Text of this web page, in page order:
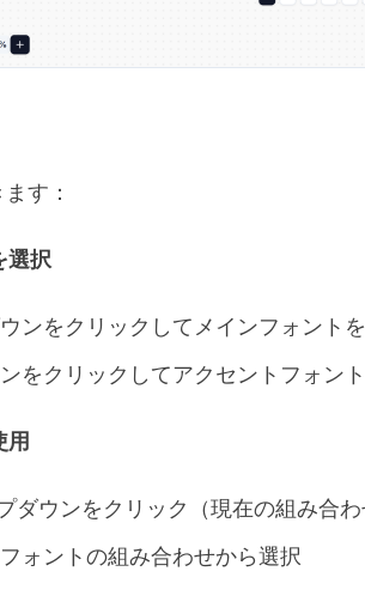
す：
選択
ンをクリックしてメインフォント
をクリックしてアクセントフォン
用
ウンをクリック（現在の組み合わ
ォントの組み合わせから選択